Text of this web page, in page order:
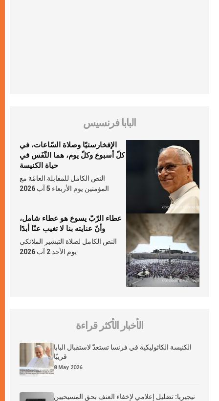
البابا فرنسيس
الإفخارستيّا وصلاة السّاعات، في
كلّ أسبوع وكلّ يوم، هما النَّفَس في
حياة الكنيسة
النص الكامل للمقابلة العامّة مع
المؤمنين يوم الأربعاء 5 آب 2026
عطاء الرّبّ يسوع هو عطاء شامل،
وأنّ عنايته بنا لا تغيب عنّا أبدًا
النص الكامل لصلاة التبشير الملائكي
يوم الأحد 2 آب 2026
الأخبار الأكثر قراءة
الكنيسة الكاثوليكية في فرنسا تستعدّ لاستقبال البابا
قريبًا
8 May 2026
نيجيريا: تضليل إعلامي لإخفاء العنف بحق المسيحيين